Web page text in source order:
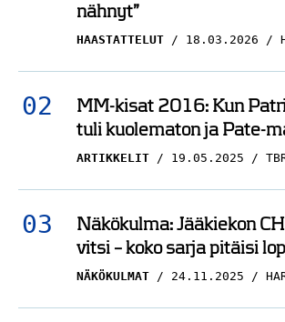
nähnyt”
HAASTATTELUT 18.03.2026
MM-kisat 2016: Kun
tuli kuolematon ja Pate-
ARTIKKELIT 19.05.2025
Näkökulma: Jääkiekon
vitsi – koko sarja pitäisi
NÄKÖKULMAT 24.11.2025